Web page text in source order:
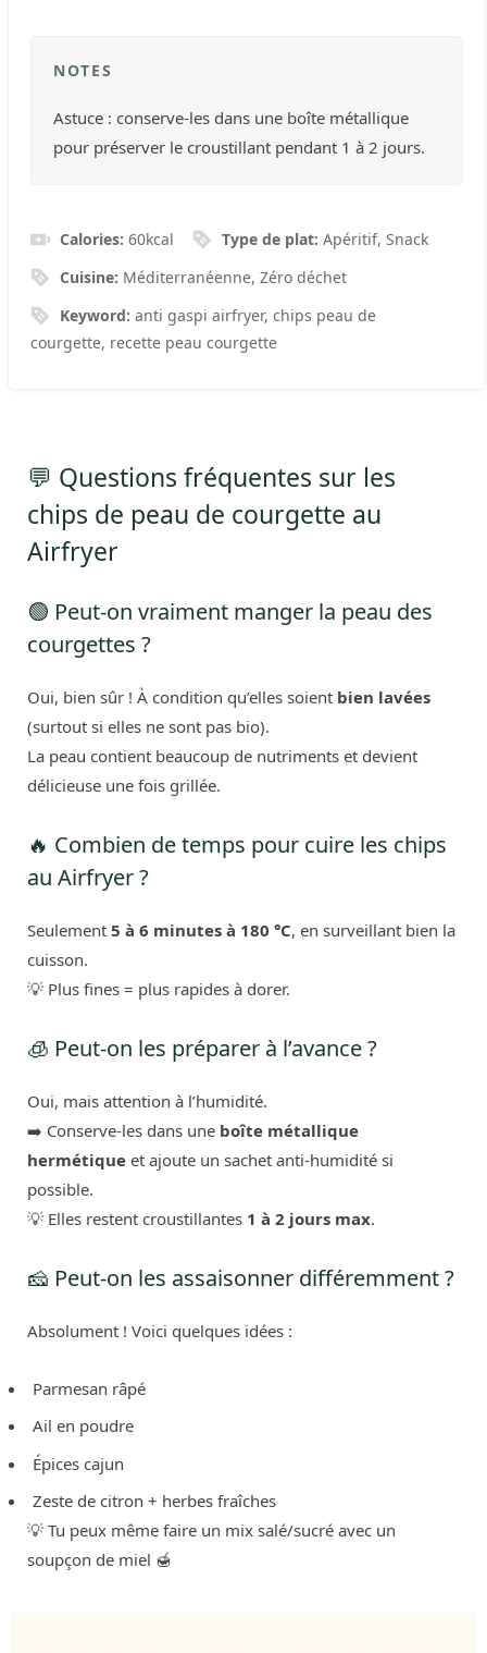
NOTES
Astuce : conserve-les dans une boîte métallique
pour préserver le croustillant pendant 1 à 2 jours.
Calories:60kcal Type de plat:Apéritif, Snack
Cuisine: Méditerranéenne, Zéro déchet
Keyword:anti gaspi airfryer, chips peau de
courgette, recette peau courgette
💬 Questions fréquentes sur les
chips de peau de courgette au
Airfryer
🟢 Peut-on vraiment manger la peau des
courgettes ?
Oui, bien sûr ! À condition qu’elles soient bien lavées
(surtout si elles ne sont pas bio).
La peau contient beaucoup de nutriments et devient
délicieuse une fois grillée.
🔥 Combien de temps pour cuire les chips
au Airfryer ?
Seulement 5 à 6 minutes à 180 °C, en surveillant bien la
cuisson.
💡 Plus fines = plus rapides à dorer.
🧊 Peut-on les préparer à l’avance ?
Oui, mais attention à l’humidité.
➡️ Conserve-les dans une boîte métallique
hermétique et ajoute un sachet anti-humidité si
possible.
💡 Elles restent croustillantes 1 à 2 jours max.
🧀 Peut-on les assaisonner différemment ?
Absolument ! Voici quelques idées :
Parmesan râpé
Ail en poudre
Épices cajun
Zeste de citron + herbes fraîches
💡 Tu peux même faire un mix salé/sucré avec un
soupçon de miel 🍯